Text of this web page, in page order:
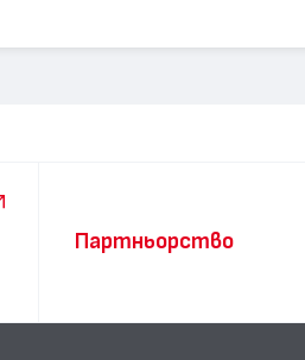
Партньорство